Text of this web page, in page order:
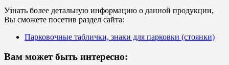
Узнать более детальную информацию о данной продукции,
Вы сможете посетив раздел сайта:
Парковочные таблички, знаки для парковки (стоянки)
Вам может быть интересно: